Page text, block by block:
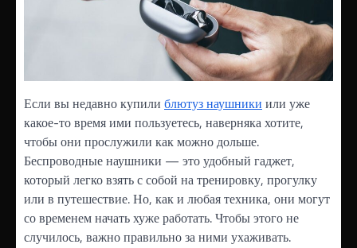
Если вы недавно купили блютуз наушники или уже
какое-то время ими пользуетесь, наверняка хотите,
чтобы они прослужили как можно дольше.
Беспроводные наушники — это удобный гаджет,
который легко взять с собой на тренировку, прогулку
или в путешествие. Но, как и любая техника, они могут
со временем начать хуже работать. Чтобы этого не
случилось, важно правильно за ними ухаживать.